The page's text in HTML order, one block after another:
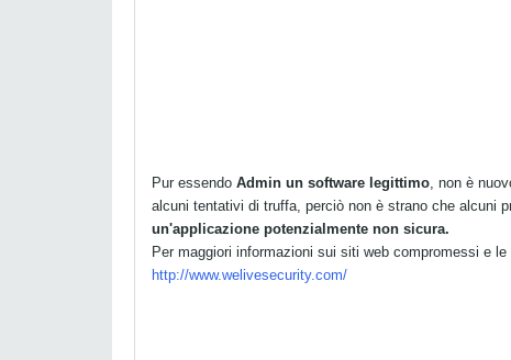
Pur essendo Admin un software legittimo , non è
alcuni tentativi di truffa, perciò non è strano che alcuni
un'applicazione potenzialmente non sicura.
Per maggiori informazioni sui siti web compromessi e
http://www.welivesecurity.com/